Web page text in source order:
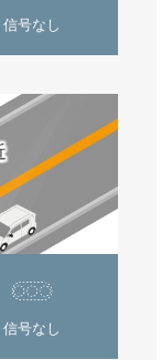
信号なし
信号なし